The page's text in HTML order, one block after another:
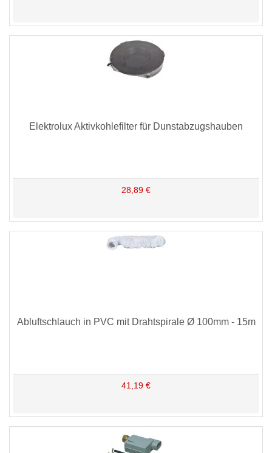
Elektrolux Aktivkohlefilter für Dunstabzugshauben
28,89 €
Abluftschlauch in PVC mit Drahtspirale Ø 100mm - 15m
41,19 €